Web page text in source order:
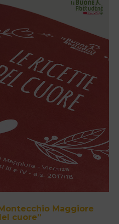
Maggiore
cuore”